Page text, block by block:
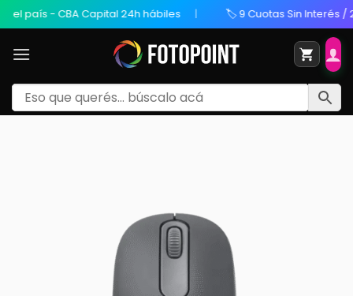
- CBA Capital 24h hábiles 🏷️ 9 Cuotas Sin Interés / 20%